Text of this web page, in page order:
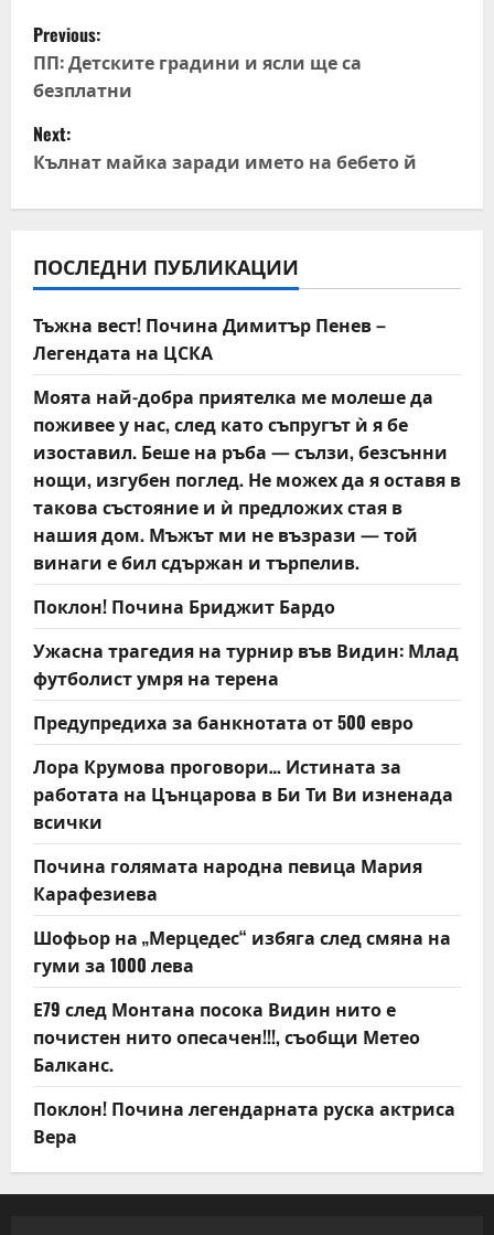
P
o
s
t
n
a
v
i
g
a
t
i
o
n
Previous:
ПП: Детските градини и ясли ще са
безплатни
Next:
Кълнат майка заради името на бебето й
ПОСЛЕДНИ ПУБЛИКАЦИИ
Тъжна вест! Почина Димитър Пенев –
Легендата на ЦСКА
Моята най-добра приятелка ме молеше да
поживее у нас, след като съпругът ѝ я бе
изоставил. Беше на ръба — сълзи, безсънни
нощи, изгубен поглед. Не можех да я оставя в
такова състояние и ѝ предложих стая в
нашия дом. Мъжът ми не възрази — той
винаги е бил сдържан и търпелив.
Поклон! Почина Бриджит Бардо
Ужасна трагедия на турнир във Видин: Млад
футболист умря на терена
Предупредиха за банкнотата от 500 евро
Лора Крумова проговори… Истината за
работата на Цънцарова в Би Ти Ви изненада
всички
Почина голямата народна певица Мария
Карафезиева
Шофьор на „Мерцедес“ избяга след смяна на
гуми за 1000 лева
Е79 след Монтана посока Видин нито е
почистен нито опесачен!!!, съобщи Метео
Балканс.
Поклон! Почина легендарната руска актриса
Вера